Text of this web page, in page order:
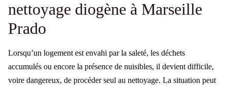
nettoyage diogène à Marseille
Prado
Lorsqu’un logement est envahi par la saleté, les déchets
accumulés ou encore la présence de nuisibles, il devient difficile,
voire dangereux, de procéder seul au nettoyage. La situation peut